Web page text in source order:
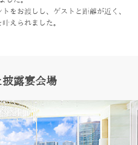
をお渡しし、 ゲストと距離が近く、
えられました。
露宴会場